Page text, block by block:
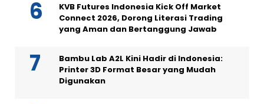
KVB Futures Indonesia Kick Off Market
Connect 2026, Dorong Literasi Trading
yang Aman dan Bertanggung Jawab
Bambu Lab A2L Kini Hadir di Indonesia:
Printer 3D Format Besar yang Mudah
Digunakan